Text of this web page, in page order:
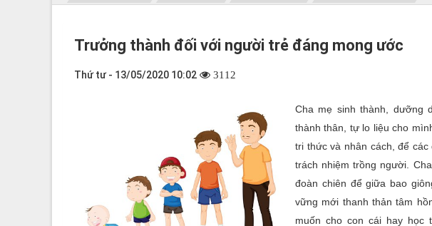
Trưởng thành đối với người trẻ đáng mong ước
Thứ tư - 13/05/2020 10:02 3112
Cha mẹ sinh thành, dưỡng
thành thân, tự lo liệu cho
tri thức và nhân cách, để
trách nhiệm trồng người.
đoàn chiên để giữa bao
vững mới thanh thản tâm
muốn cho con cái hay học